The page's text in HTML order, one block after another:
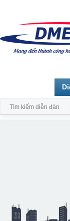
Tìm kiếm diễn đàn